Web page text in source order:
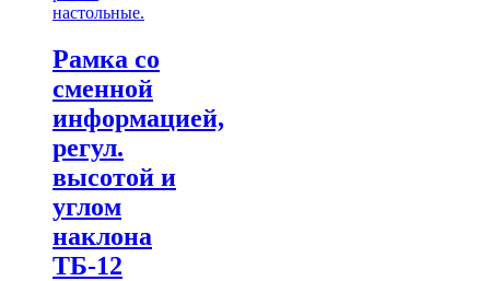
настольные.
Рамка со
сменной
информацией,
регул.
высотой и
углом
наклона
ТБ-12